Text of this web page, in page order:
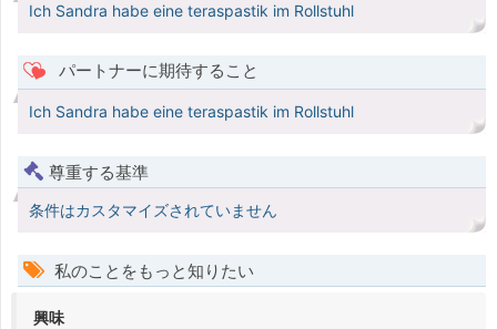
Ich Sandra habe eine teraspastik im Rollstuhl
パートナーに期待すること
Ich Sandra habe eine teraspastik im Rollstuhl
尊重する基準
条件はカスタマイズされていません
私のことをもっと知りたい
興味